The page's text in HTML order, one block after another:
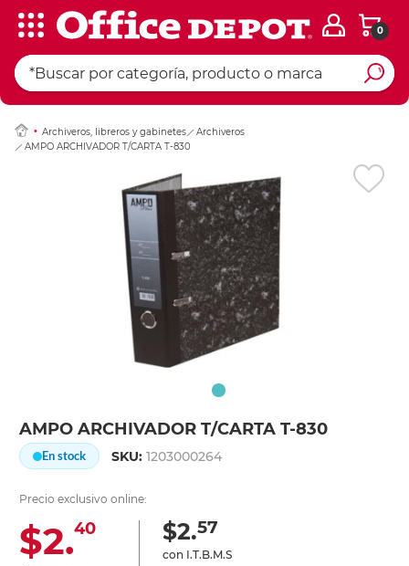
0
Archiveros, libreros y gabinetes
Archiveros
AMPO ARCHIVADOR T/CARTA T-830
AMPO ARCHIVADOR T/CARTA T-830
En stock SKU:1203000264
Precio exclusivo online:
$2.40 $2.57
con I.T.B.M.S
Ingresar Codigo